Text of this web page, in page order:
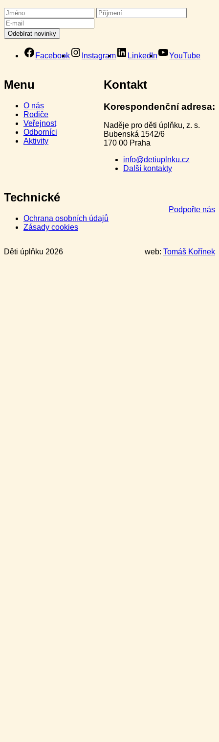
Facebook Instagram LinkedIn YouTube
Menu
O nás
Rodiče
Veřejnost
Odborníci
Aktivity
Kontakt
Korespondenční adresa:
Naděje pro děti úplňku, z. s.
Bubenská 1542/6
170 00 Praha
info@detiuplnku.cz
Další kontakty
Technické
Ochrana osobních údajů
Zásady cookies
Podpořte nás
Děti úplňku 2026 web: Tomáš Kořínek